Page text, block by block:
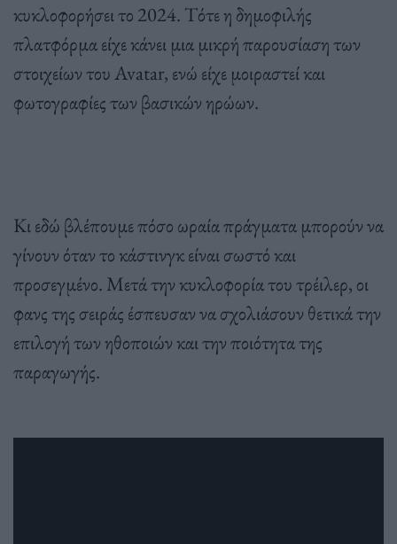
κυκλοφορήσει το 2024. Τότε η δημοφιλής
πλατφόρμα είχε κάνει μια μικρή παρουσίαση των
στοιχείων του Avatar, ενώ είχε μοιραστεί και
φωτογραφίες των βασικών ηρώων.
Κι εδώ βλέπουμε πόσο ωραία πράγματα μπορούν να
γίνουν όταν το κάστινγκ είναι σωστό και
προσεγμένο. Μετά την κυκλοφορία του τρέιλερ, οι
φανς της σειράς έσπευσαν να σχολιάσουν θετικά την
επιλογή των ηθοποιών και την ποιότητα της
παραγωγής.